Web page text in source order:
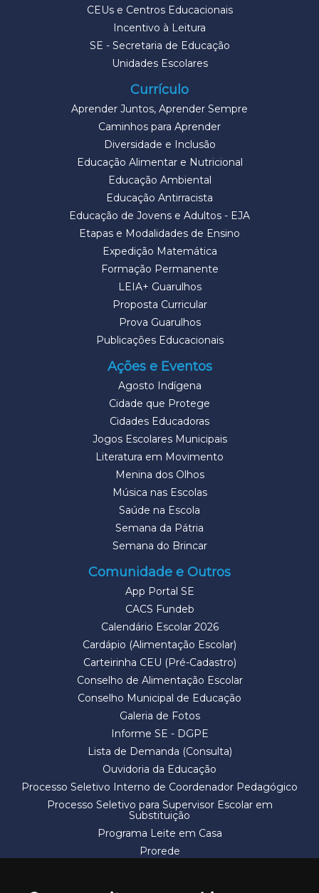
CEUs e Centros Educacionais
Incentivo à Leitura
SE - Secretaria de Educação
Unidades Escolares
Currículo
Aprender Juntos, Aprender Sempre
Caminhos para Aprender
Diversidade e Inclusão
Educação Alimentar e Nutricional
Educação Ambiental
Educação Antirracista
Educação de Jovens e Adultos - EJA
Etapas e Modalidades de Ensino
Expedição Matemática
Formação Permanente
LEIA+ Guarulhos
Proposta Curricular
Prova Guarulhos
Publicações Educacionais
Ações e Eventos
Agosto Indígena
Cidade que Protege
Cidades Educadoras
Jogos Escolares Municipais
Literatura em Movimento
Menina dos Olhos
Música nas Escolas
Saúde na Escola
Semana da Pátria
Semana do Brincar
Comunidade e Outros
App Portal SE
CACS Fundeb
Calendário Escolar 2026
Cardápio (Alimentação Escolar)
Carteirinha CEU (Pré-Cadastro)
Conselho de Alimentação Escolar
Conselho Municipal de Educação
Galeria de Fotos
Informe SE - DGPE
Lista de Demanda (Consulta)
Ouvidoria da Educação
Processo Seletivo Interno de Coordenador Pedagógico
Processo Seletivo para Supervisor Escolar em
Substituição
Programa Leite em Casa
Prorede